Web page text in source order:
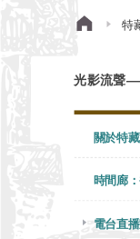
特
光影流聲
關於特藏
時間廊
電台直